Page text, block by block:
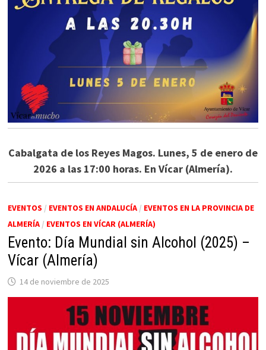
Cabalgata de los Reyes Magos. Lunes, 5 de enero de
2026 a las 17:00 horas. En Vícar (Almería).
EVENTOS / EVENTOS EN ANDALUCÍA/ EVENTOS EN LA PROVINCIA DE
ALMERÍA/ EVENTOS EN VÍCAR (ALMERÍA)
Evento: Día Mundial sin Alcohol (2025) –
Vícar (Almería)
14 de noviembre de 2025